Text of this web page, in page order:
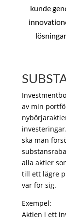
kunde
av min
ska man
alla aktier
till ett lägre
var för sig.
Exempel:
Aktien i ett